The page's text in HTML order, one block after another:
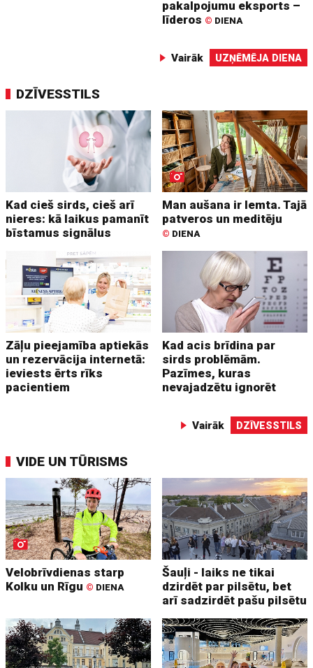
pakalpojumu eksports –
līderos © DIENA
Vairāk UZŅĒMĒJA DIENA
DZĪVESSTILS
Kad cieš sirds, cieš arī
nieres: kā laikus pamanīt
bīstamus signālus
Man aušana ir lemta. Tajā
patveros un meditēju
© DIENA
Zāļu pieejamība aptiekās
un rezervācija internetā:
ieviests ērts rīks
pacientiem
Kad acis brīdina par
sirds problēmām.
Pazīmes, kuras
nevajadzētu ignorēt
Vairāk DZĪVESSTILS
VIDE UN TŪRISMS
Velobrīvdienas starp
Kolku un Rīgu © DIENA
Šauļi - laiks ne tikai
dzirdēt par pilsētu, bet
arī sadzirdēt pašu pilsētu